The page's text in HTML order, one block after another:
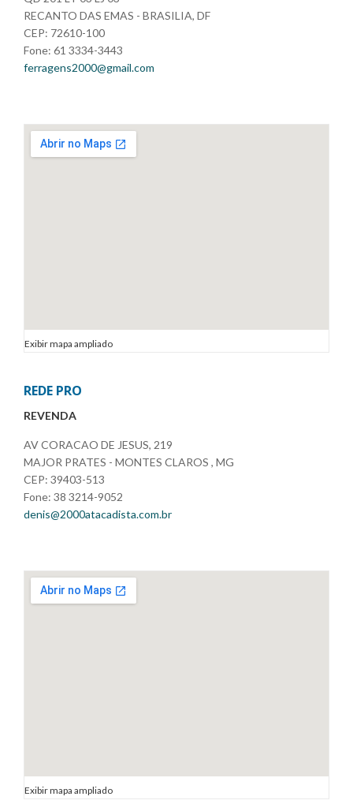
RECANTO DAS EMAS - BRASILIA, DF
CEP: 72610-100
Fone: 61 3334-3443
ferragens2000@gmail.com
Exibir mapa ampliado
REDE PRO
REVENDA
AV CORACAO DE JESUS, 219
MAJOR PRATES - MONTES CLAROS , MG
CEP: 39403-513
Fone: 38 3214-9052
denis@2000atacadista.com.br
Exibir mapa ampliado